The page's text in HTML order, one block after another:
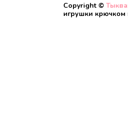
Copyright ©
игрушки крючком